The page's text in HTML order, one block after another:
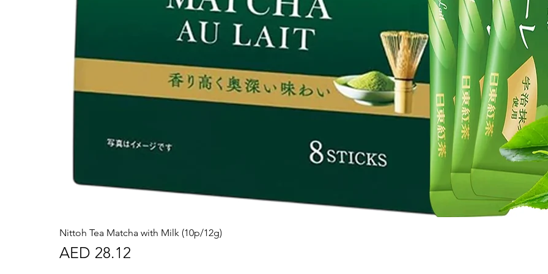
Nittoh Tea Matcha with Milk (10p/12g)
Price
AED 28.12